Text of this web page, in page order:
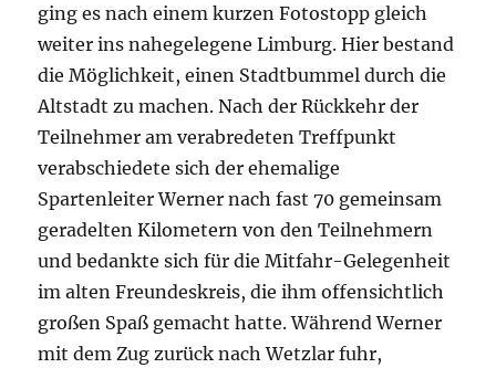
ging es nach einem kurzen Fotostopp gleich
weiter ins nahegelegene Limburg. Hier bestand
die Möglichkeit, einen Stadtbummel durch die
Altstadt zu machen. Nach der Rückkehr der
Teilnehmer am verabredeten Treffpunkt
verabschiedete sich der ehemalige
Spartenleiter Werner nach fast 70 gemeinsam
geradelten Kilometern von den Teilnehmern
und bedankte sich für die Mitfahr-Gelegenheit
im alten Freundeskreis, die ihm offensichtlich
großen Spaß gemacht hatte. Während Werner
mit dem Zug zurück nach Wetzlar fuhr,